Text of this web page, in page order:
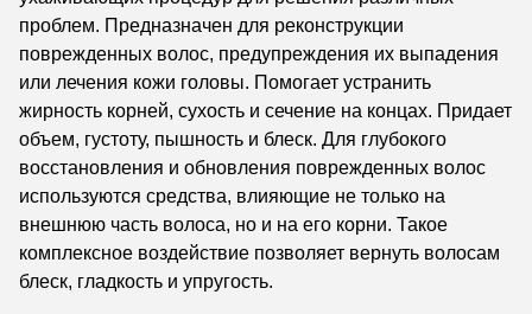
проблем. Предназначен для реконструкции
поврежденных волос, предупреждения их выпадения
или лечения кожи головы. Помогает устранить
жирность корней, сухость и сечение на концах. Придает
объем, густоту, пышность и блеск. Для глубокого
восстановления и обновления поврежденных волос
используются средства, влияющие не только на
внешнюю часть волоса, но и на его корни. Такое
комплексное воздействие позволяет вернуть волосам
блеск, гладкость и упругость.